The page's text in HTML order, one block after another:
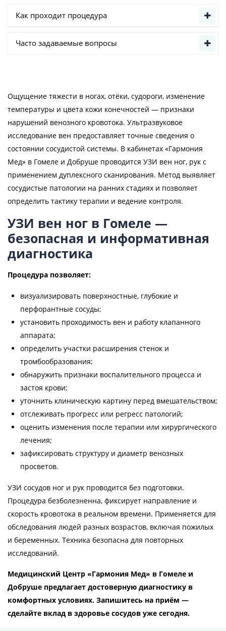
Как проходит процедура
Часто задаваемые вопросы
Ощущение тяжести в ногах, отёки, судороги, изменение
температуры и цвета кожи конечностей — признаки
нарушений венозного кровотока. Ультразвуковое
исследование вен предоставляет точные сведения о
состоянии сосудистой системы. В кабинетах «Гармония
Мед» в Гомеле и Добруше проводится УЗИ вен ног, рук с
применением дуплексного сканирования. Метод выявляет
сосудистые патологии на ранних стадиях и позволяет
определить тактику терапии и ведение контроля.
УЗИ вен ног в Гомеле —
безопасная и информативная
диагностика
Процедура позволяет:
визуализировать поверхностные, глубокие и
перфорантные сосуды;
установить проходимость вен и работу клапанного
аппарата;
определить участки расширения стенок и
тромбообразования;
обнаружить признаки воспалительного процесса и
застоя крови;
уточнить клиническую картину перед вмешательством;
отслеживать прогресс или регресс патологий;
оценить изменения после терапии или хирургического
лечения;
зафиксировать структуру и диаметр венозных
просветов.
УЗИ сосудов ног и рук проводится без подготовки.
Процедура безболезненна, фиксирует направление и
скорость кровотока в реальном времени. Применяется для
обследования людей разных возрастов, включая пожилых
и беременных. Техника безопасна для повторных
исследований.
Медицинский Центр «Гармония Мед» в Гомеле и
Добруше предлагает достоверную диагностику в
комфортных условиях. Запишитесь на приём —
сделайте вклад в здоровье сосудов уже сегодня.